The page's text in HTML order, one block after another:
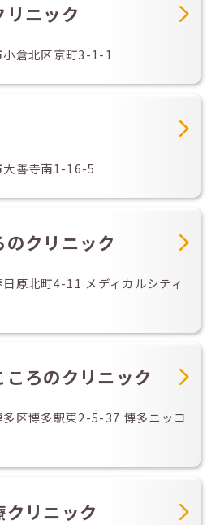
リニック
小倉北区京町3-1-1
大善寺南1-16-5
クリニック
原北町4-11 メディカルシティ
ろのクリニック
多区博多駅東2-5-37 博多ニッコ
リニック